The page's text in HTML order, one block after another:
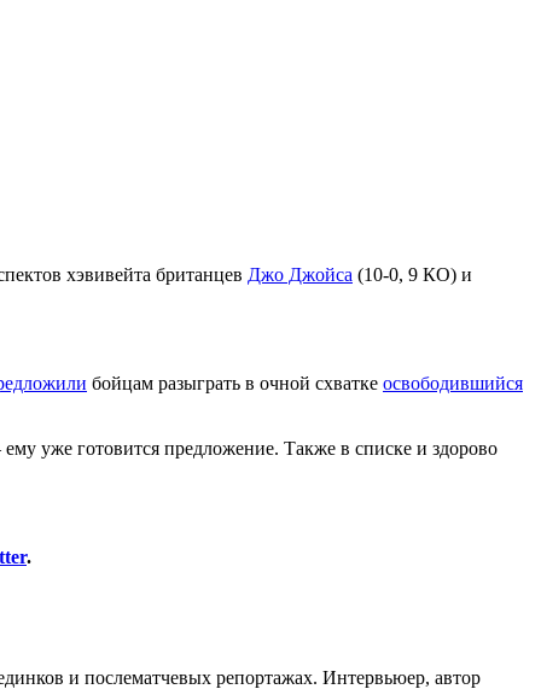
хэвивейта британцев Джо Джойса (10-0, 9 КО) и
бойцам разыграть в очной схватке освободившийся
уже готовится предложение. Также в списке и здорово
.
и послематчевых репортажах. Интервьюер, автор